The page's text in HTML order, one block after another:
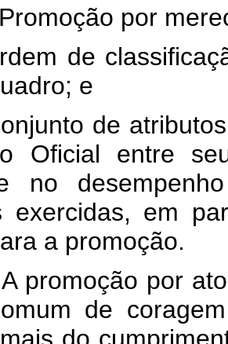
por
de
e
de
Oficial entre
no
exercidas, em
a promoção.
promoção por
de